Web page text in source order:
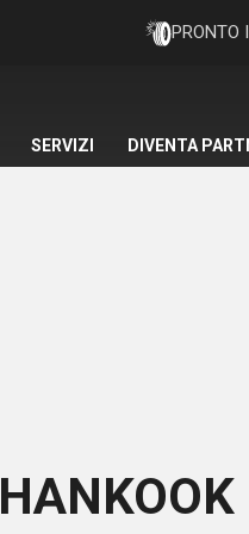
PRONTO
SERVIZI DIVENTA
HANKOOK